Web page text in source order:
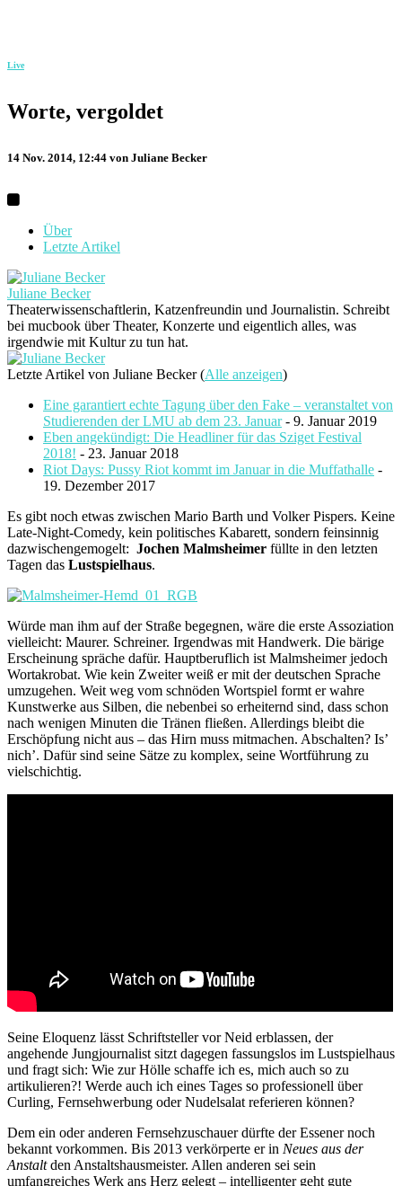
Live
Worte, vergoldet
14 Nov. 2014, 12:44 von Juliane Becker
Über
Letzte Artikel
Juliane Becker
Theaterwissenschaftlerin, Katzenfreundin und Journalistin. Schreibt
bei mucbook über Theater, Konzerte und eigentlich alles, was
irgendwie mit Kultur zu tun hat.
Letzte Artikel von Juliane Becker(Alle anzeigen)
Eine garantiert echte Tagung über den Fake – veranstaltet von
Studierenden der LMU ab dem 23. Januar- 9. Januar 2019
Eben angekündigt: Die Headliner für das Sziget Festival
2018! - 23. Januar 2018
Riot Days: Pussy Riot kommt im Januar in die Muffathalle -
19. Dezember 2017
Es gibt noch etwas zwischen Mario Barth und Volker Pispers. Keine
Late-Night-Comedy, kein politisches Kabarett, sondern feinsinnig
dazwischengemogelt: Jochen Malmsheimer füllte in den letzten
Tagen das Lustspielhaus.
Würde man ihm auf der Straße begegnen, wäre die erste Assoziation
vielleicht: Maurer. Schreiner. Irgendwas mit Handwerk. Die bärige
Erscheinung spräche dafür. Hauptberuflich ist Malmsheimer jedoch
Wortakrobat. Wie kein Zweiter weiß er mit der deutschen Sprache
umzugehen. Weit weg vom schnöden Wortspiel formt er wahre
Kunstwerke aus Silben, die nebenbei so erheiternd sind, dass schon
nach wenigen Minuten die Tränen fließen. Allerdings bleibt die
Erschöpfung nicht aus – das Hirn muss mitmachen. Abschalten? Is’
nich’. Dafür sind seine Sätze zu komplex, seine Wortführung zu
vielschichtig.
Seine Eloquenz lässt Schriftsteller vor Neid erblassen, der
angehende Jungjournalist sitzt dagegen fassungslos im Lustspielhaus
und fragt sich: Wie zur Hölle schaffe ich es, mich auch so zu
artikulieren?! Werde auch ich eines Tages so professionell über
Curling, Fernsehwerbung oder Nudelsalat referieren können?
Dem ein oder anderen Fernsehzuschauer dürfte der Essener noch
bekannt vorkommen. Bis 2013 verkörperte er in Neues aus der
Anstaltden Anstaltshausmeister. Allen anderen sei sein
umfangreiches Werk ans Herz gelegt – intelligenter geht gute